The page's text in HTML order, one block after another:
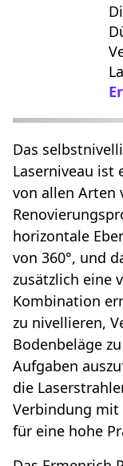
Das
Laserniveau ist
von allen Arten
horizontale
von 360°, und
zusätzlich eine
Kombination
zu nivellieren,
Bodenbeläge
Aufgaben
die
Verbindung mit
für eine hohe